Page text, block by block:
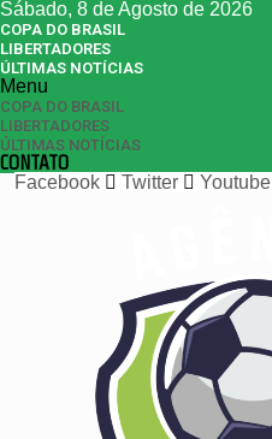
Sábado, 8 de Agosto de 2026
COPA DO BRASIL
LIBERTADORES
ÚLTIMAS NOTÍCIAS
Menu
COPA DO BRASIL
LIBERTADORES
ÚLTIMAS NOTÍCIAS
CONTATO
Facebook
Twitter Youtube